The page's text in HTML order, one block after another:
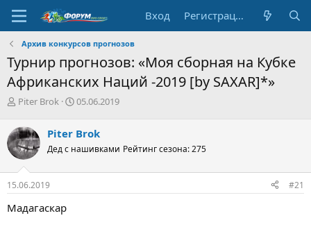
Вход Регистрация
Архив конкурсов прогнозов
Турнир прогнозов: «Моя сборная на Кубке
Африканских Наций -2019 [by SAXAR]*»
А
т
о
р
т
е
м
Piter Brok
Д
а
н
ч
05.06.2019
Piter Brok
Дед с нашивками Рейтинг сезона: 275
15.06.2019 #21
Мадагаскар